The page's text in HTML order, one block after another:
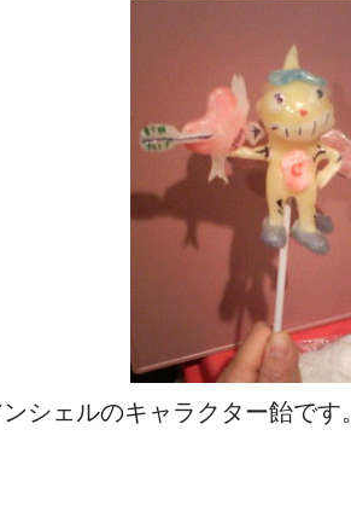
シェルのキャラクター飴で